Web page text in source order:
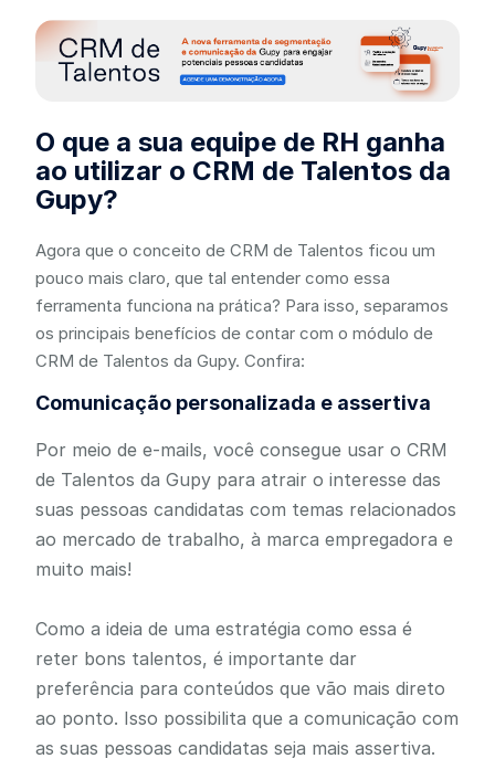
O que a sua equipe de RH ganha
ao utilizar o CRM de Talentos da
Gupy?
Agora que o conceito de CRM de Talentos ficou um
pouco mais claro, que tal entender como essa
ferramenta funciona na prática? Para isso, separamos
os principais benefícios de contar com o módulo de
CRM de Talentos da Gupy. Confira:
Comunicação personalizada e assertiva
Por meio de e-mails, você consegue usar o CRM
de Talentos da Gupy para atrair o interesse das
suas pessoas candidatas com temas relacionados
ao mercado de trabalho, à marca empregadora e
muito mais!
Como a ideia de uma estratégia como essa é
reter bons talentos, é importante dar
preferência para conteúdos que vão mais direto
ao ponto. Isso possibilita que a comunicação com
as suas pessoas candidatas seja mais assertiva.